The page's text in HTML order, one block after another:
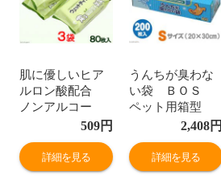
肌に優しいヒア
ルロン酸配合
ノンアルコー
ル チャームオ
リジナル ウェ
ットティッシ
ュ ８０枚×３
509円
詳細を見る
うんちが臭わな
い袋 ＢＯＳ
ペット用箱型
Ｓサイズ ２０
０枚入 犬
猫 お散歩 関東
当日便
2,408円
詳細を見る